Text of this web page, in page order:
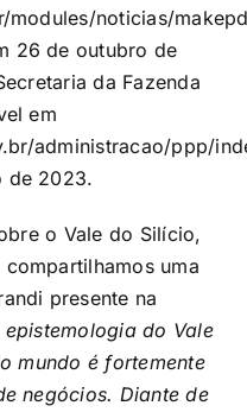
noticias/
26 de outubro de
da Fazenda
em
administracao/ppp/
de 2023.
o Vale do Silício,
uma
presente na
do Vale
mundo é fortemente
negócios. Diante de